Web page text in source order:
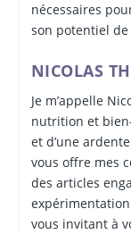
nécessaires
son potentiel
NICOLAS
Je m’appelle
nutrition et
et d’une
vous offre mes
des articles
vous invitant à